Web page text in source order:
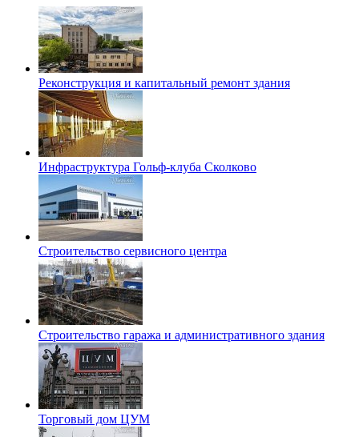
Реконструкция и капитальный ремонт здания
Инфраструктура Гольф-клуба Сколково
Строительство сервисного центра
Строительство гаража и административного здания
Торговый дом ЦУМ